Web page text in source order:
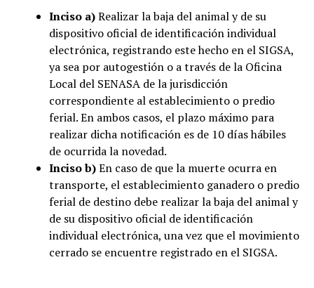
Inciso a)Realizar la baja del animal y de su
dispositivo oficial de identificación individual
electrónica, registrando este hecho en el SIGSA,
ya sea por autogestión o a través de la Oficina
Local del SENASA de la jurisdicción
correspondiente al establecimiento o predio
ferial. En ambos casos, el plazo máximo para
realizar dicha notificación es de 10 días hábiles
de ocurrida la novedad.
Inciso b)En caso de que la muerte ocurra en
transporte, el establecimiento ganadero o predio
ferial de destino debe realizar la baja del animal y
de su dispositivo oficial de identificación
individual electrónica, una vez que el movimiento
cerrado se encuentre registrado en el SIGSA.